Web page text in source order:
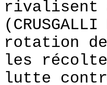
rivalisent
rotation
les
lutte